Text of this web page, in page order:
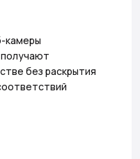
камеры
без раскрытия